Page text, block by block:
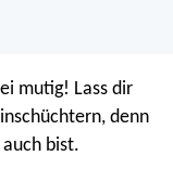
mutig! Lass dir
denn
bist.